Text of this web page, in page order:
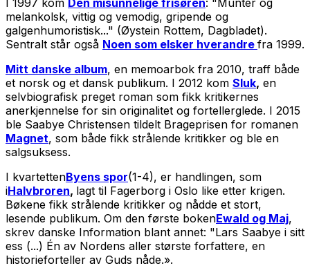
I 1997 kom Den misunnelige frisøren: "Munter og
melankolsk, vittig og vemodig, gripende og
galgenhumoristisk..." (Øystein Rottem, Dagbladet).
Sentralt står også Noen som elsker hverandre fra 1999.
Mitt danske album, en memoarbok fra 2010, traff både
et norsk og et dansk publikum. I 2012 kom Sluk, en
selvbiografisk preget roman som fikk kritikernes
anerkjennelse for sin originalitet og fortellerglede. I 2015
ble Saabye Christensen tildelt Brageprisen for romanen
Magnet, som både fikk strålende kritikker og ble en
salgsuksess.
I kvartettenByens spor(1-4), er handlingen, som
iHalvbroren, lagt til Fagerborg i Oslo like etter krigen.
Bøkene fikk strålende kritikker og nådde et stort,
lesende publikum. Om den første bokenEwald og Maj,
skrev danske Information blant annet: "Lars Saabye i sitt
ess (...) Én av Nordens aller største forfattere, en
historieforteller av Guds nåde.».